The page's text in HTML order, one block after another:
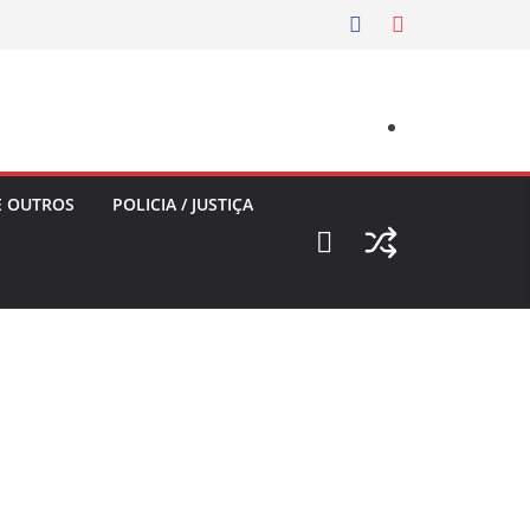
OUTROS POLICIA / JUSTIÇA